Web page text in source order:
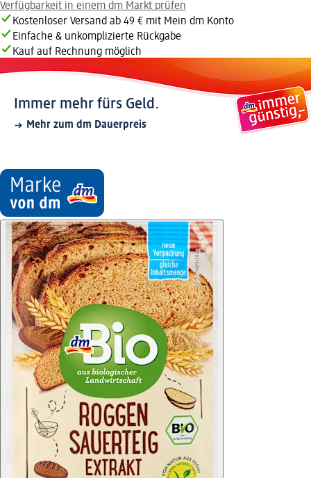
Verfügbarkeit in einem dm Markt prüfen
Kostenloser Versand ab 49 € mit Mein dm Konto
Einfache & unkomplizierte Rückgabe
Kauf auf Rechnung möglich
Immer mehr fürs Geld.
Mehr zum dm Dauerpreis